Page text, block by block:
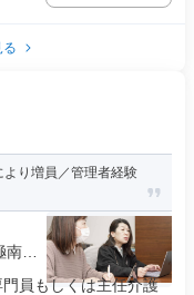
る
より増員／管理者経験
大
員もしくは主任介護